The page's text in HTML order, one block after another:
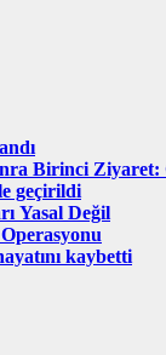
Birinci
geçirildi
Yasal Değil
kaybetti